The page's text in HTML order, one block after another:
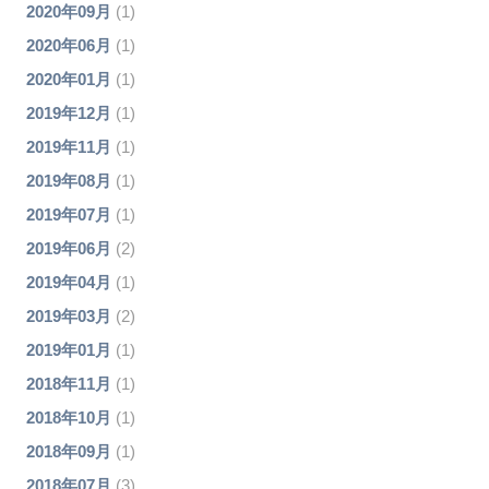
2020年09月 (1)
2020年06月 (1)
2020年01月 (1)
2019年12月 (1)
2019年11月 (1)
2019年08月 (1)
2019年07月 (1)
2019年06月 (2)
2019年04月 (1)
2019年03月 (2)
2019年01月 (1)
2018年11月 (1)
2018年10月 (1)
2018年09月 (1)
2018年07月 (3)